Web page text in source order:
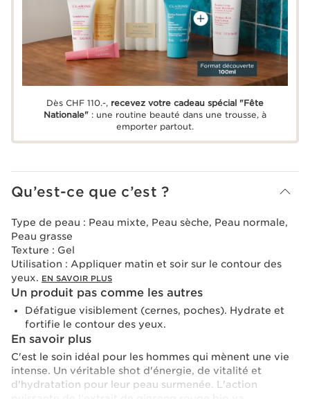
Dès CHF 110.-, recevez votre cadeau spécial "Fête
Nationale": une routine beauté dans une trousse, à
emporter partout.
Qu’est-ce que c’est ?
Type de peau : Peau mixte, Peau sèche, Peau normale,
Peau grasse
Texture : Gel
Utilisation : Appliquer matin et soir sur le contour des
yeux. EN SAVOIR PLUS
Un produit pas comme les autres
Défatigue visiblement (cernes, poches). Hydrate et
fortifie le contour des yeux.
En savoir plus
C'est le soin idéal pour les hommes qui mènent une vie
intense. Un véritable shot d'énergie, de vitalité et
d'hydratation pour leur peau surmenée. L'action